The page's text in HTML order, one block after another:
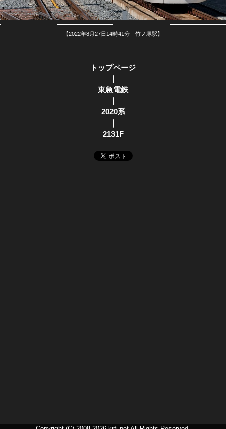
【2022年8月27日14時41分 竹ノ塚駅】
トップページ
｜
東急電鉄
｜
2020系
｜
2131F